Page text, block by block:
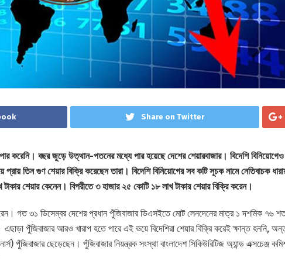
Share on Twitter
করেনি। বছর জুড়ে উত্থান-পতনের মধ্যে পার হয়েছে দেশের শেয়ারবাজার। বিদেশি বিনিয়োগেও
প্রায় তিন গুণ শেয়ার বিক্রি করেছেন তারা। বিদেশি বিনিয়োগের সব কটি সূচক নামে নেতিবাচক
শেয়ার কেনেন। বিপরীতে ৩ হাজার ২৫ কোটি ১৮ লাখ টাকার শেয়ার বিক্রি করেন।
গত ৩১ ডিসেম্বর দেশের প্রধান পুঁজিবাজার ডিএসইতে মোট লেনদেনের মাত্র ১ দশমিক ৭৬
এছাড়া পুঁজিবাজার আরও খারাপ হতে পারে এই ভয়ে বিদেশিরা শেয়ার বিক্রি করেই ক্ষান্ত হননি,
পুঁজিবাজার ছেড়েছেন। পুঁজিবাজার নিয়ন্ত্রক সংস্থা বাংলাদেশ সিকিউরিটিজ অ্যান্ড এক্সচেঞ্জ